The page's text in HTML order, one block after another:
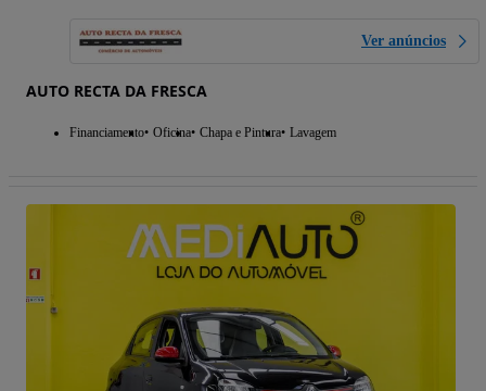
Ver anúncios
AUTO RECTA DA FRESCA
Financiamento Oficina Chapa e Pintura Lavagem